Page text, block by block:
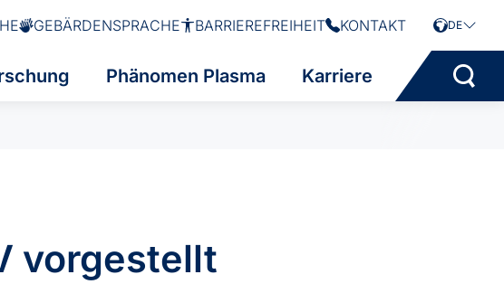
GEBÄRDENSPRACHE BARRIEREFREIHEIT KONTAKT DE
Phänomen Plasma Karriere
vorgestellt